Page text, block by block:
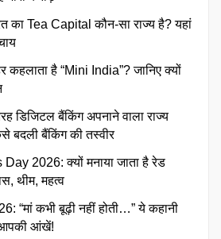
का Tea Capital कौन-सा राज्य है? यहां
कहलाता है “Mini India”? जानिए क्यों
डिजिटल बैंकिंग अपनाने वाला राज्य
बदली बैंकिंग की तस्वीर
2026: क्यों मनाया जाता है रेड
थीम, महत्व
“मां कभी बूढ़ी नहीं होती…” ये कहानी
आपकी आंखें!